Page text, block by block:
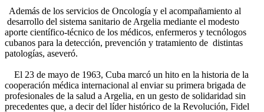
Además de los servicios de Oncología y el acompañamiento al
desarrollo del sistema sanitario de Argelia mediante el modesto
aporte científico-técnico de los médicos, enfermeros y tecnólogos
cubanos para la detección, prevención y tratamiento de distintas
patologías, aseveró.
El 23 de mayo de 1963, Cuba marcó un hito en la historia de la
cooperación médica internacional al enviar su primera brigada de
profesionales de la salud a Argelia, en un gesto de solidaridad sin
precedentes que, a decir del líder histórico de la Revolución, Fidel